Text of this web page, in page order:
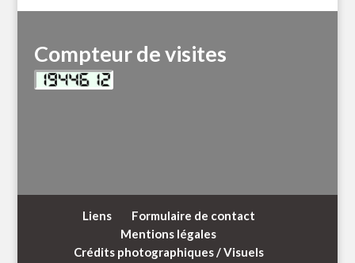
Compteur de visites
Liens
Formulaire de contact
Mentions légales
Crédits photographiques / Visuels